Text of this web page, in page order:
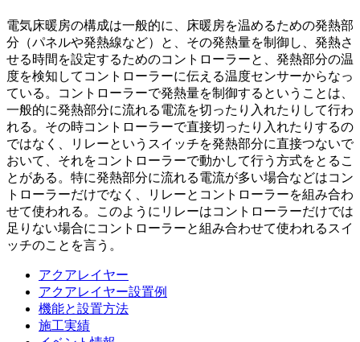
電気床暖房の構成は一般的に、床暖房を温めるための発熱部
分（パネルや発熱線など）と、その発熱量を制御し、発熱さ
せる時間を設定するためのコントローラーと、発熱部分の温
度を検知してコントローラーに伝える温度センサーからなっ
ている。コントローラーで発熱量を制御するということは、
一般的に発熱部分に流れる電流を切ったり入れたりして行わ
れる。その時コントローラーで直接切ったり入れたりするの
ではなく、リレーというスイッチを発熱部分に直接つないで
おいて、それをコントローラーで動かして行う方式をとるこ
とがある。特に発熱部分に流れる電流が多い場合などはコン
トローラーだけでなく、リレーとコントローラーを組み合わ
せて使われる。このようにリレーはコントローラーだけでは
足りない場合にコントローラーと組み合わせて使われるスイ
ッチのことを言う。
アクアレイヤー
アクアレイヤー設置例
機能と設置方法
施工実績